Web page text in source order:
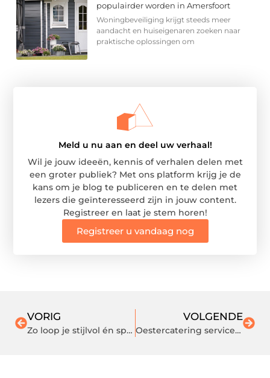
populairder worden in Amersfoort
Woningbeveiliging krijgt steeds meer
aandacht en huiseigenaren zoeken naar
praktische oplossingen om
Meld u nu aan en deel uw verhaal!
Wil je jouw ideeën, kennis of verhalen delen met
een groter publiek? Met ons platform krijg je de
kans om je blog te publiceren en te delen met
lezers die geïnteresseerd zijn in jouw content.
Registreer en laat je stem horen!
Registreer u vandaag nog
VORIG
Zo loop je stijlvol én sportief op Xsensible sneakers
VOLGENDE
Oestercatering service op locatie: elke gelegenheid!